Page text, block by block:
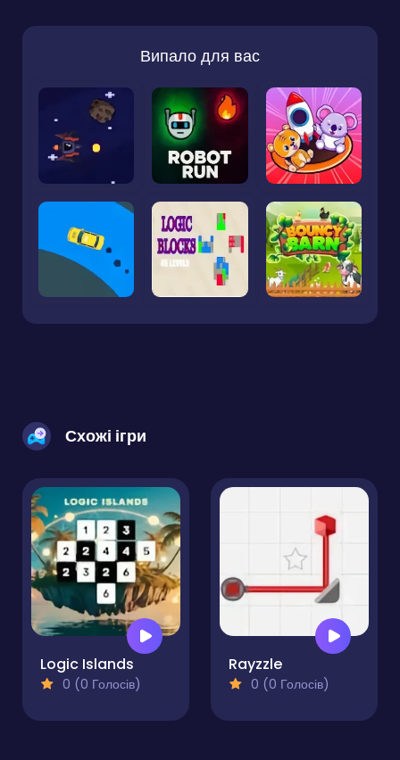
Випало для вас
Схожі ігри
Logic Islands
0 (0 Голосів)
Rayzzle
0 (0 Голосів)